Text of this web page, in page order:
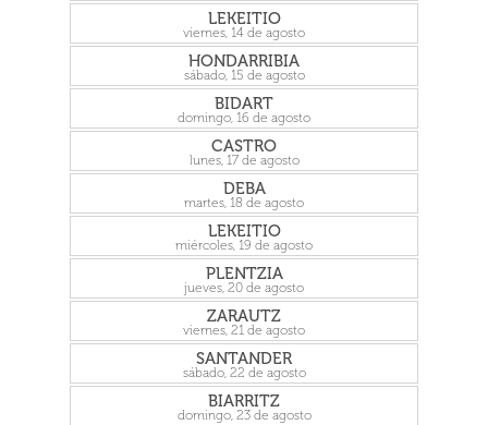
LEKEITIO
viernes, 14 de agosto
HONDARRIBIA
sábado, 15 de agosto
BIDART
domingo, 16 de agosto
CASTRO
lunes, 17 de agosto
DEBA
martes, 18 de agosto
LEKEITIO
miércoles, 19 de agosto
PLENTZIA
jueves, 20 de agosto
ZARAUTZ
viernes, 21 de agosto
SANTANDER
sábado, 22 de agosto
BIARRITZ
domingo, 23 de agosto